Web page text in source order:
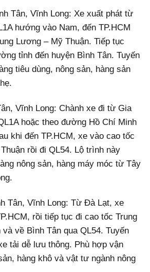
Tân, Vĩnh Long: Xe xuất phát từ
hướng vào Nam, đến TP.HCM
Lương – Mỹ Thuận. Tiếp tục
tỉnh đến huyện Bình Tân. Tuyến
tiêu dùng, nông sản, hàng sản
Vĩnh Long: Chành xe đi từ Gia
hoặc theo đường Hồ Chí Minh
khi đến TP.HCM, xe vào cao tốc
rồi đi QL54. Lộ trình này
nông sản, hàng máy móc từ Tây
Tân, Vĩnh Long: Từ Đà Lạt, xe
rồi tiếp tục đi cao tốc Trung
về Bình Tân qua QL54. Tuyến
tải dễ lưu thông. Phù hợp vận
hàng khô và vật tư ngành nông